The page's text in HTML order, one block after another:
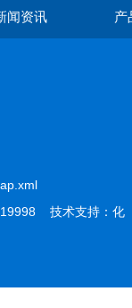
闻资讯 产
技术支持： 化